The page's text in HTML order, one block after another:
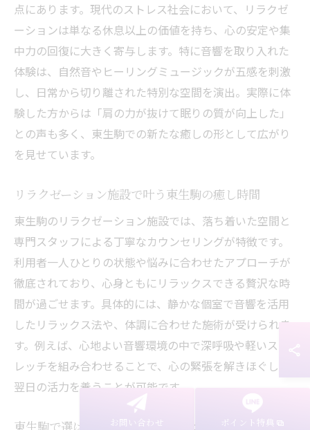
点にあります。現代のストレス社会において、リラクゼ
ーションは単なる休息以上の価値を持ち、心の安定や集
中力の回復に大きく寄与します。特に音響を取り入れた
体験は、自然音やヒーリングミュージックが五感を刺激
し、日常から切り離された特別な空間を演出。実際に体
験した方からは「肩の力が抜けて眠りの質が向上した」
との声も多く、東生駒での新たな癒しの形として広がり
を見せています。
リラクゼーション施設で叶う東生駒の癒し時間
東生駒のリラクゼーション施設では、落ち着いた空間と
専門スタッフによる丁寧なカウンセリングが特徴です。
利用者一人ひとりの状態や悩みに合わせたアプローチが
徹底されており、心身ともにリラックスできる贅沢な時
間が過ごせます。具体的には、静かな個室で音響を活用
したリラックス法や、体調に合わせた施術が受けられま
す。例えば、心地よい音響環境の中で深呼吸や軽いスト
レッチを組み合わせることで、心の緊張を解きほぐし、
翌日の活力を養うことが可能です。
東生駒で選ばれるリラクゼーション施術とは
お問い合わせ ポイント特典